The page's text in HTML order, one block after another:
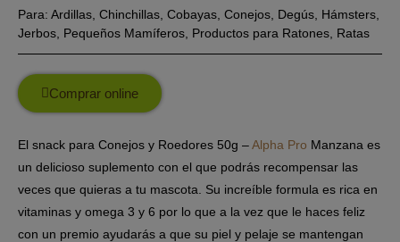
Para: Ardillas Chinchillas Cobayas Conejos Degús Hámsters
Jerbos Pequeños Mamíferos Productos para Ratones Ratas
Comprar online
El snack para Conejos y Roedores 50g –Alpha Pro Manzana es
un delicioso suplemento con el que podrás recompensar las
veces que quieras a tu mascota. Su increíble formula es rica en
vitaminas y omega 3 y 6 por lo que a la vez que le haces feliz
con un premio ayudarás a que su piel y pelaje se mantengan